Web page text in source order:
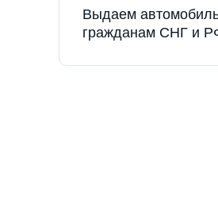
Выдаем
гражданам СНГ и